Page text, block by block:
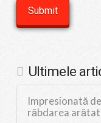
Ultimele
Impresionată
răbdarea